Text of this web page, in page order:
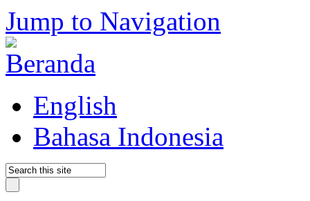
Jump to Navigation
English
Bahasa Indonesia